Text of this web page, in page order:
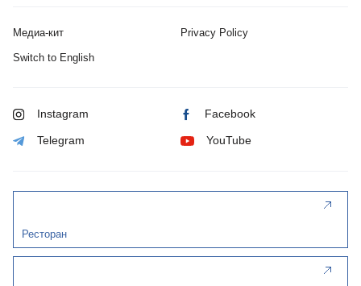
Медиа-кит Privacy Policy
Switch to English
Instagram Facebook
Telegram YouTube
Ресторан